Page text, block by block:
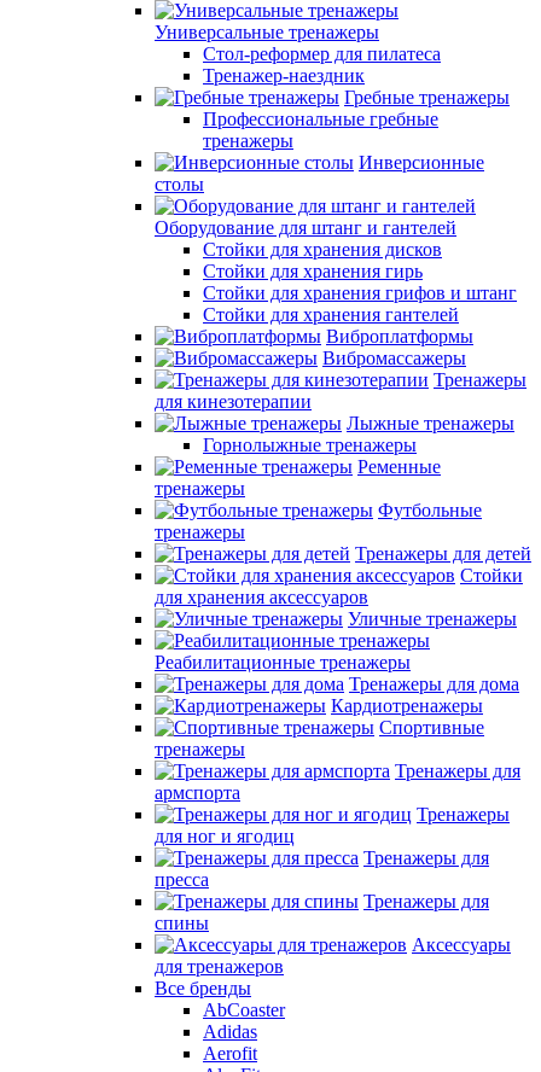
Универсальные тренажеры
Стол-реформер для пилатеса
Тренажер-наездник
Гребные тренажеры
Профессиональные гребные
тренажеры
Инверсионные
столы
Оборудование для штанг и гантелей
Стойки для хранения дисков
Стойки для хранения гирь
Стойки для хранения грифов и штанг
Стойки для хранения гантелей
Виброплатформы
Вибромассажеры
Тренажеры
для кинезотерапии
Лыжные тренажеры
Горнолыжные тренажеры
Ременные
тренажеры
Футбольные
тренажеры
Тренажеры для детей
Стойки
для хранения аксессуаров
Уличные тренажеры
Реабилитационные тренажеры
Тренажеры для дома
Кардиотренажеры
Спортивные
тренажеры
Тренажеры для
армспорта
Тренажеры
для ног и ягодиц
Тренажеры для
пресса
Тренажеры для
спины
Аксессуары
для тренажеров
Все бренды
AbCoaster
Adidas
Aerofit